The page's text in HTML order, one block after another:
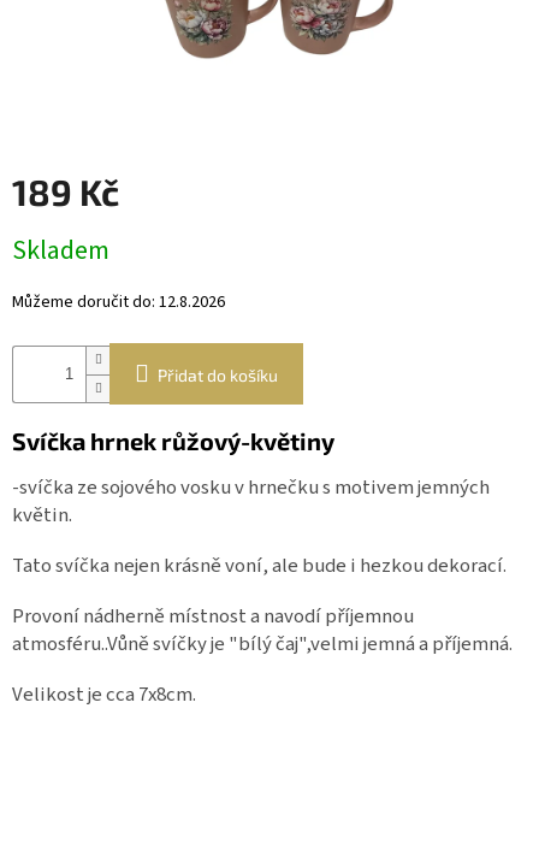
Přihlášení
189 Kč
cena:
Skladem
Můžeme doručit do: 12.8.2026
Přidat do košíku
Svíčka hrnek růžový-květiny
-svíčka ze sojového vosku v hrnečku s motivem jemných
květin.
Tato svíčka nejen krásně voní, ale bude i hezkou dekorací.
Provoní nádherně místnost a navodí příjemnou
atmosféru..Vůně svíčky je "bílý čaj",velmi jemná a příjemná.
Velikost je cca 7x8cm.